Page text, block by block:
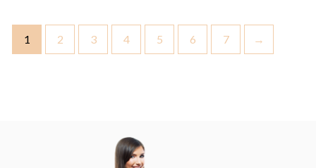
1 2 3 4 5 6 7 →